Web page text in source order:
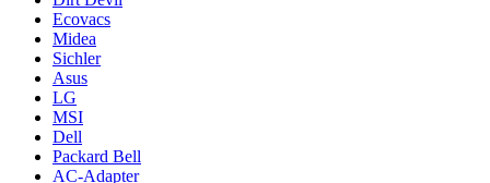
Ecovacs
Midea
Sichler
Asus
LG
MSI
Dell
Packard Bell
AC-Adapter